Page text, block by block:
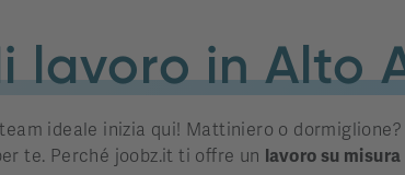
lavoro in Alto
ideale inizia qui! Mattiniero o
te. Perché joobz.it ti offre un lavoro su